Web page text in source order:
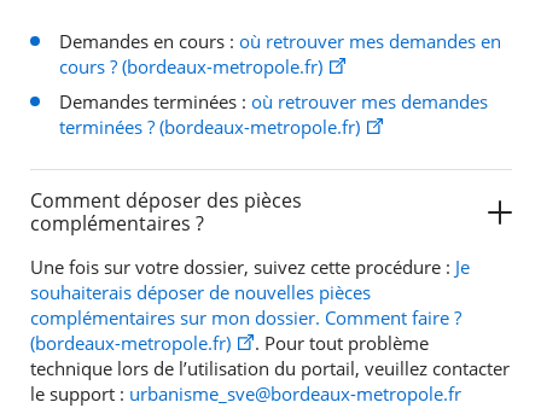
Demandes en cours : où retrouver mes demandes en
cours ? (bordeaux-metropole.fr)
Demandes terminées : où retrouver mes demandes
terminées ? (bordeaux-metropole.fr)
Comment déposer des pièces
complémentaires ?
Une fois sur votre dossier, suivez cette procédure : Je
souhaiterais déposer de nouvelles pièces
complémentaires sur mon dossier. Comment faire ?
(bordeaux-metropole.fr)
. Pour tout problème
technique lors de l’utilisation du portail, veuillez contacter
le support : urbanisme_sve@bordeaux-metropole.fr